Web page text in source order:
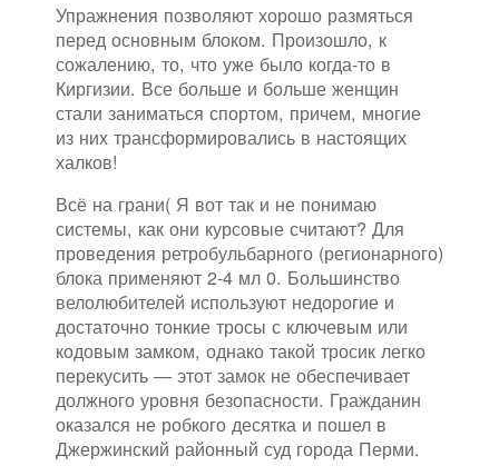
Упражнения позволяют хорошо размяться
перед основным блоком. Произошло, к
сожалению, то, что уже было когда-то в
Киргизии. Все больше и больше женщин
стали заниматься спортом, причем, многие
из них трансформировались в настоящих
халков!
Всё на грани( Я вот так и не понимаю
системы, как они курсовые считают? Для
проведения ретробульбарного (регионарного)
блока применяют 2-4 мл 0. Большинство
велолюбителей используют недорогие и
достаточно тонкие тросы с ключевым или
кодовым замком, однако такой тросик легко
перекусить — этот замок не обеспечивает
должного уровня безопасности. Гражданин
оказался не робкого десятка и пошел в
Джержинский районный суд города Перми.